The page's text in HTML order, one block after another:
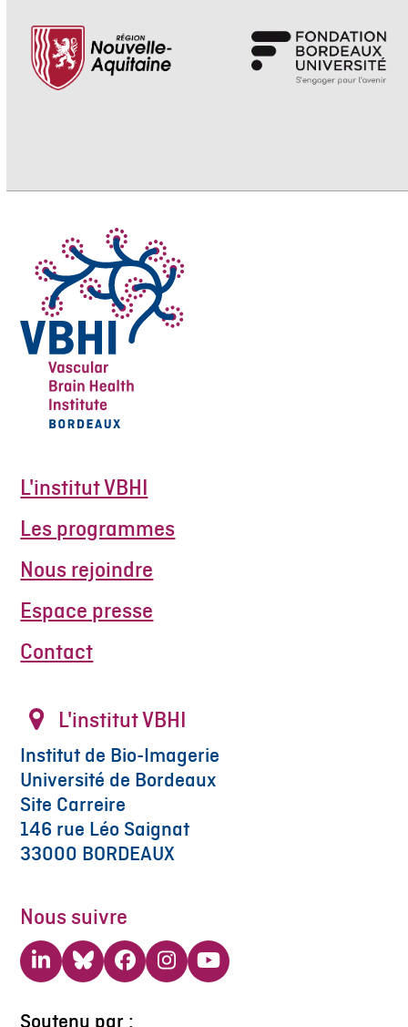
L'institut VBHI
Les programmes
Nous rejoindre
Espace presse
Contact
L'institut VBHI
Institut de Bio-Imagerie
Université de Bordeaux
Site Carreire
146 rue Léo Saignat
33000 BORDEAUX
Nous suivre
LinkedInBlueskyFacebook
Instagram
YouTube
Soutenu par :